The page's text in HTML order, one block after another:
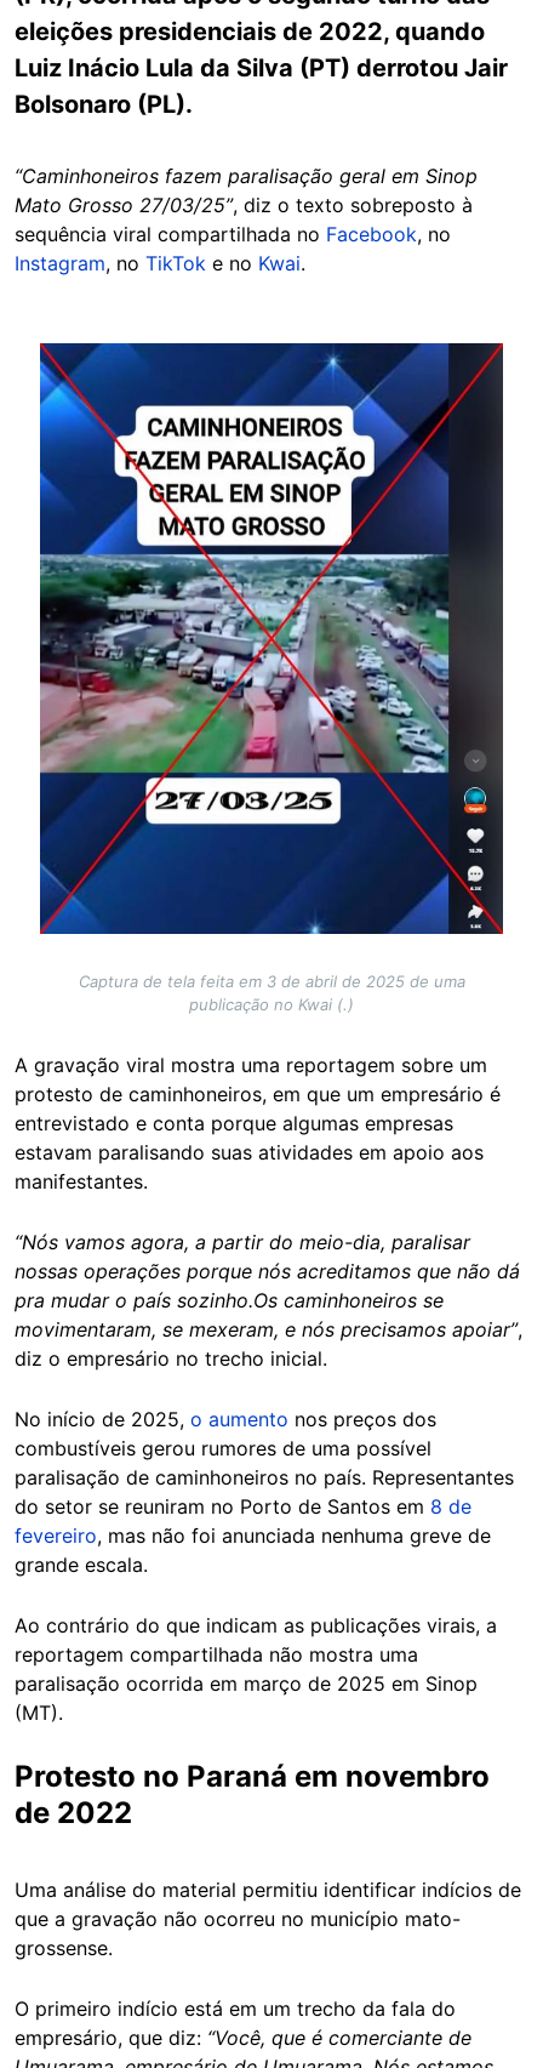
eleições presidenciais de 2022, quando
Luiz Inácio Lula da Silva (PT) derrotou Jair
Bolsonaro (PL).
“Caminhoneiros fazem paralisação geral em Sinop
Mato Grosso 27/03/25”, diz o texto sobreposto à
sequência viral compartilhada no Facebook, no
Instagram, no TikTok e no Kwai.
Image
Captura de tela feita em 3 de abril de 2025 de uma
publicação no Kwai (.)
A gravação viral mostra uma reportagem sobre um
protesto de caminhoneiros, em que um empresário é
entrevistado e conta porque algumas empresas
estavam paralisando suas atividades em apoio aos
manifestantes.
“Nós vamos agora, a partir do meio-dia, paralisar
nossas operações porque nós acreditamos que não dá
pra mudar o país sozinho.Os caminhoneiros se
movimentaram, se mexeram, e nós precisamos apoiar”,
diz o empresário no trecho inicial.
No início de 2025, o aumento nos preços dos
combustíveis gerou rumores de uma possível
paralisação de caminhoneiros no país. Representantes
do setor se reuniram no Porto de Santos em 8 de
fevereiro, mas não foi anunciada nenhuma greve de
grande escala.
Ao contrário do que indicam as publicações virais, a
reportagem compartilhada não mostra uma
paralisação ocorrida em março de 2025 em Sinop
(MT).
Protesto no Paraná em novembro
de 2022
Uma análise do material permitiu identificar indícios de
que a gravação não ocorreu no município mato-
grossense.
O primeiro indício está em um trecho da fala do
empresário, que diz: “Você, que é comerciante de